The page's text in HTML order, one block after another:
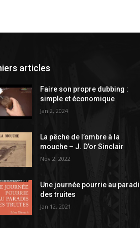
articles
Faire son propre dubbing :
simple et économique
Jan 2, 2024
La pêche de l’ombre à la
mouche – J. D’or Sinclair
Nov 2, 2022
Une journée pourrie au
des truites
Jan 12, 2021